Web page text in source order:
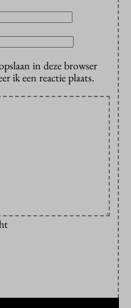
in deze browser
ik een reactie plaats.